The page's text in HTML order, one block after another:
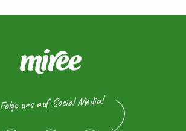
Folge uns auf Social Media!